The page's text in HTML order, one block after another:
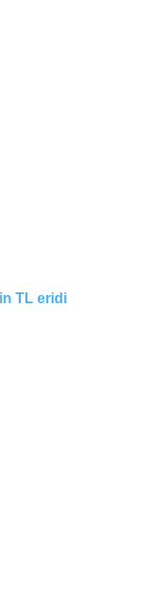
TL eridi